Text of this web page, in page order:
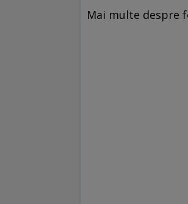
Mai multe despre